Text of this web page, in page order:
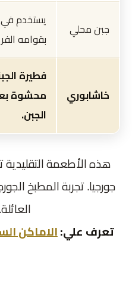
جبن محلي
يستخدم في
بقوامه
خاشابوري
فطيرة
محشوة
الجبن.
هذه الأطعمة التقليدية
جورجيا. تجربة المطبخ
العائلة.
تعرف علي:الاماكن